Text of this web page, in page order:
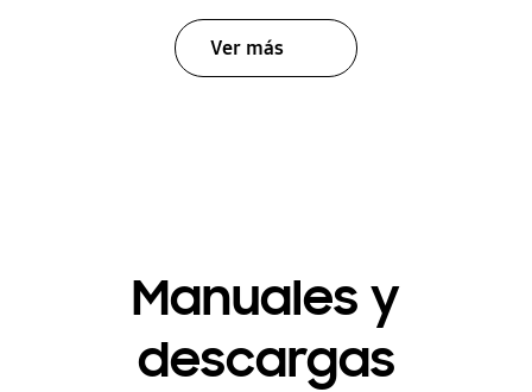
Ver más
Manuales y
descargas